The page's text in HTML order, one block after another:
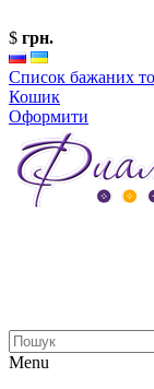
$ грн.
Список бажаних
Кошик
Оформити
Menu